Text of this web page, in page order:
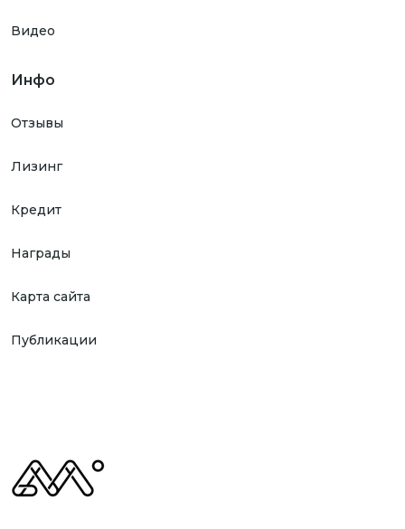
Видео
Инфо
Отзывы
Лизинг
Кредит
Награды
Карта сайта
Публикации